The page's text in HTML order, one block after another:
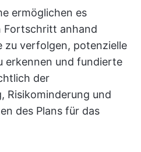
ermöglichen es
Fortschritt anhand
zu verfolgen, potenzielle
erkennen und fundierte
der
Risikominderung und
des Plans für das